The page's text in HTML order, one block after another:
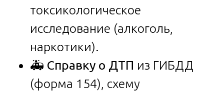
токсикологическое
исследование (алкоголь,
наркотики).
🚑 Справку о ДТП из ГИБДД
(форма 154), схему